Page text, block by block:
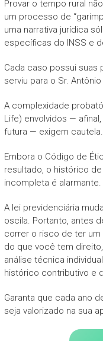
Provar o tempo rural
um processo de
uma narrativa jurídica
específicas do INSS e
Cada caso possui suas
serviu para o Sr.
A complexidade
Life) envolvidos —
futura — exigem cautela.
Embora o Código de
resultado, o histórico
incompleta é alarmante.
A lei previdenciária
oscila. Portanto, antes
correr o risco de ter um
do que você tem
análise técnica
histórico contributivo e
Garanta que cada ano
seja valorizado na sua